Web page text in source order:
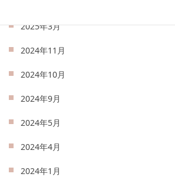
2025年3月
2024年11月
2024年10月
2024年9月
2024年5月
2024年4月
2024年1月